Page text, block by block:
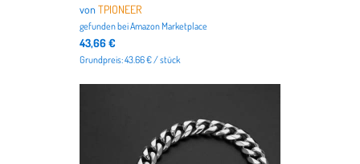
vonTPIONEER
gefunden beiAmazon Marketplace
43,66 €
Grundpreis: 43.66 € / stück